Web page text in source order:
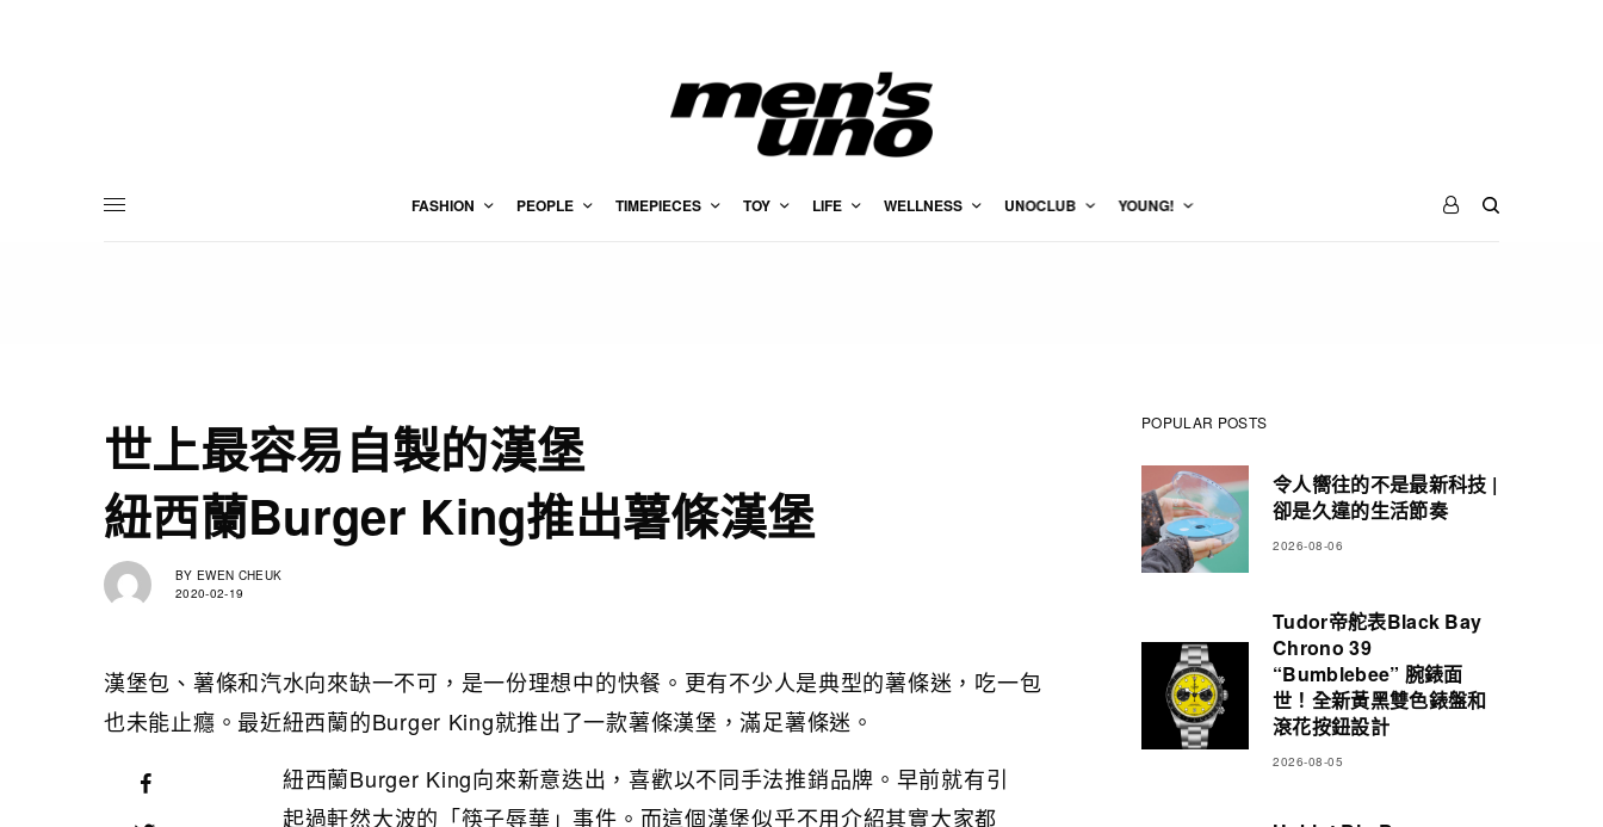
FASHION PEOPLE TIMEPIECES TOY LIFE WELLNESS UNOCLUB YOUNG!
世上最容易自製的漢堡
紐西蘭Burger King推出薯條漢堡
BY EWEN CHEUK
2020-02-19
漢堡包、薯條和汽水向來缺一不可，是一份理想中的快餐。更有不少人是典型的薯條迷，吃一包
也未能止癮。最近紐西蘭的Burger King就推出了一款薯條漢堡，滿足薯條迷。
紐西蘭Burger King向來新意迭出，喜歡以不同手法推銷品牌。早前就有引
起過軒然大波的「筷子辱華」事件。而這個漢堡似乎不用介紹其實大家都
POPULAR POSTS
令人嚮往的不是最新科技 |
卻是久違的生活節奏
2026-08-06
Tudor帝舵表Black Bay
Chrono 39
“Bumblebee” 腕錶面
世！全新黃黑雙色錶盤和
滾花按鈕設計
2026-08-05